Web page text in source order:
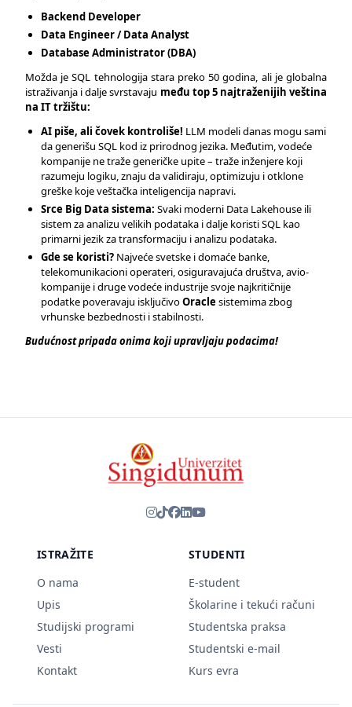
Backend Developer
Data Engineer / Data Analyst
Database Administrator (DBA)
Možda je SQL tehnologija stara preko 50 godina, ali je globalna
istraživanja i dalje svrstavaju među top 5 najtraženijih veština
na IT tržištu:
AI piše, ali čovek kontroliše! LLM modeli danas mogu sami
da generišu SQL kod iz prirodnog jezika. Međutim, vodeće
kompanije ne traže generičke upite – traže inženjere koji
razumeju logiku, znaju da validiraju, optimizuju i otklone
greške koje veštačka inteligencija napravi.
Srce Big Data sistema: Svaki moderni Data Lakehouse ili
sistem za analizu velikih podataka i dalje koristi SQL kao
primarni jezik za transformaciju i analizu podataka.
Gde se koristi? Najveće svetske i domaće banke,
telekomunikacioni operateri, osiguravajuća društva, avio-
kompanije i druge vodeće industrije svoje najkritičnije
podatke poveravaju isključivoOraclesistemima zbog
vrhunske bezbednosti i stabilnosti.
Budućnost pripada onima koji upravljaju podacima!
ISTRAŽITE
O nama
Upis
Studijski programi
Vesti
Kontakt
STUDENTI
E-student
Školarine i tekući računi
Studentska praksa
Studentski e-mail
Kurs evra